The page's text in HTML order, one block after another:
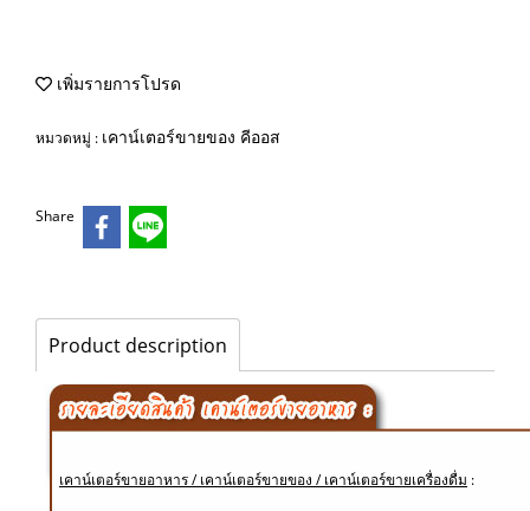
เพิ่มรายการโปรด
หมวดหมู่ : เคาน์เตอร์ขายของ คีออส
Share
Product description
เคาน์เตอร์ขายอาหาร / เคาน์เตอร์ขายของ / เคาน์เตอร์ขายเครื่องดื่ม :